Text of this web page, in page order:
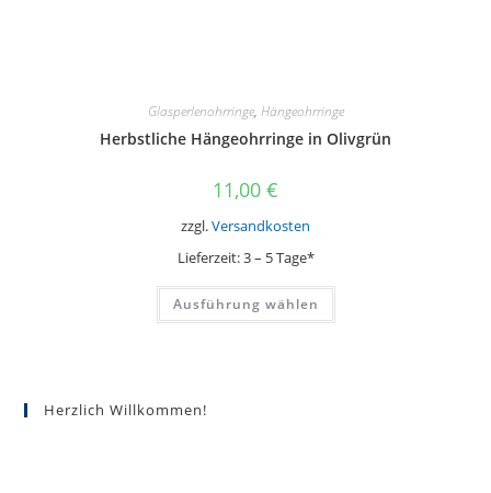
Glasperlenohrringe, Hängeohrringe
Herbstliche Hängeohrringe in Olivgrün
11,00 €
zzgl.Versandkosten
Lieferzeit:3 – 5 Tage*
Ausführung wählen
Dieses
weist
Herzlich Willkommen!